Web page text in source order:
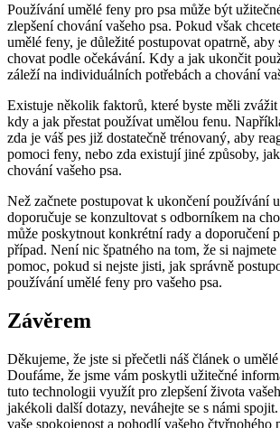
Používání umělé feny pro psa může být
zlepšení chování vašeho psa. Pokud však
umělé feny, je důležité postupovat opatrně, aby
chovat podle očekávání. Kdy a jak ukončit
záleží na individuálních potřebách a chování
Existuje několik faktorů, které byste měli
kdy a jak přestat používat umělou fenu.
zda je váš pes již dostatečně trénovaný, aby
pomoci feny, nebo zda existují jiné způsoby,
chování vašeho psa.
Než začnete postupovat k ukončení používání
doporučuje se konzultovat s odborníkem na
může poskytnout konkrétní rady a doporučení
případ. Není nic špatného na tom, že si
pomoc, pokud si nejste jisti, jak správně
používání umělé feny pro vašeho psa.
Závěrem
Děkujeme, že jste si přečetli náš článek o
Doufáme, že jsme vám poskytli užitečné
tuto technologii využít pro zlepšení života
jakékoli další dotazy, neváhejte se s námi
vaše spokojenost a pohodlí vašeho čtyřnohého